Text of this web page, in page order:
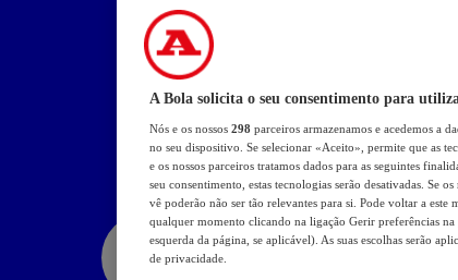
A Bola solicita o seu consentimento para
Nós e os nossos 298 parceiros armazenamos e acedemos a
no seu dispositivo. Se selecionar «Aceito», permite que as
e os nossos parceiros tratamos dados para as seguintes
seu consentimento, estas tecnologias serão desativadas. Se
vê poderão não ser tão relevantes para si. Pode voltar a este
qualquer momento clicando na ligação Gerir preferências
esquerda da página, se aplicável). As suas escolhas serão
de privacidade.